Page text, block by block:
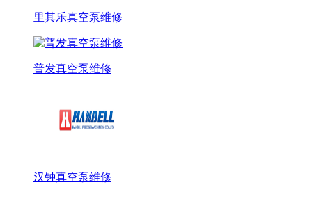
里其乐真空泵维修
普发真空泵维修
汉钟真空泵维修